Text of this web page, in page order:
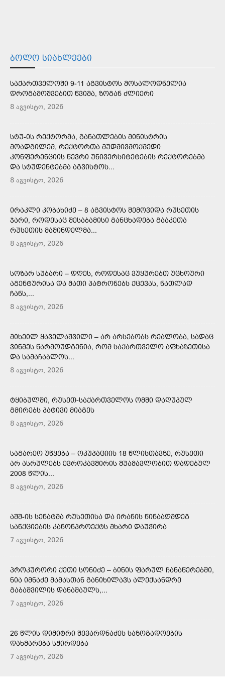
ᲑᲝᲚᲝ ᲡᲘᲐᲮᲚᲔᲔᲑᲘ
ᲡᲐᲥᲐᲠᲗᲕᲔᲚᲝᲨᲘ 9-11 ᲐᲒᲕᲘᲡᲢᲝᲡ ᲛᲝᲡᲐᲚᲝᲓᲜᲔᲚᲘᲐ
ᲓᲠᲝᲒᲐᲛᲝᲨᲕᲔᲑᲘᲗ ᲬᲕᲘᲛᲐ, ᲖᲝᲒᲐᲜ ᲫᲚᲘᲔᲠᲘ
8 აგვისტო, 2026
ᲡᲢᲣ-ᲘᲡ ᲠᲔᲥᲢᲝᲠᲛᲐ, ᲒᲐᲜᲐᲗᲚᲔᲑᲘᲡ ᲛᲘᲜᲘᲡᲢᲠᲘᲡ
ᲛᲝᲐᲓᲒᲘᲚᲔᲛ, ᲠᲔᲥᲢᲝᲠᲗᲐ ᲛᲣᲓᲛᲘᲕᲛᲝᲥᲛᲔᲓᲘ
ᲙᲝᲜᲤᲔᲠᲔᲜᲪᲘᲘᲡ ᲬᲔᲕᲠᲘ ᲣᲜᲘᲕᲔᲠᲡᲘᲢᲔᲢᲔᲑᲘᲡ ᲠᲔᲥᲢᲝᲠᲔᲑᲛᲐ
ᲓᲐ ᲡᲢᲣᲓᲔᲜᲢᲔᲑᲛᲐ ᲐᲒᲕᲘᲡᲢᲝᲡ...
8 აგვისტო, 2026
ᲘᲠᲐᲙᲚᲘ ᲙᲝᲑᲐᲮᲘᲫᲔ – 8 ᲐᲒᲕᲘᲡᲢᲝᲡ ᲨᲔᲛᲝᲕᲘᲓᲐ ᲠᲣᲡᲔᲗᲘᲡ
ᲯᲐᲠᲘ, ᲠᲝᲓᲔᲡᲐᲪ ᲨᲔᲡᲐᲑᲐᲛᲘᲡᲘ ᲒᲐᲜᲪᲮᲐᲓᲔᲑᲐ ᲒᲐᲐᲙᲔᲗᲐ
ᲠᲣᲡᲔᲗᲘᲡ ᲛᲐᲨᲘᲜᲓᲔᲚᲛᲐ...
8 აგვისტო, 2026
ᲡᲝᲖᲐᲠ ᲡᲣᲑᲐᲠᲘ – ᲓᲦᲔᲡ, ᲠᲝᲓᲔᲡᲐᲪ ᲕᲣᲧᲣᲠᲔᲑᲗ ᲣᲪᲮᲝᲣᲠᲘ
ᲐᲒᲔᲜᲢᲣᲠᲘᲡᲐ ᲓᲐ ᲛᲐᲗᲘ ᲞᲐᲢᲠᲝᲜᲔᲑᲡ ᲥᲪᲔᲕᲐᲡ, ᲜᲐᲗᲚᲐᲓ
ᲩᲐᲜᲡ,...
8 აგვისტო, 2026
ᲛᲘᲮᲔᲘᲚ ᲧᲐᲕᲔᲚᲐᲨᲕᲘᲚᲘ – ᲐᲠ ᲐᲠᲡᲔᲑᲝᲑᲡ ᲠᲔᲐᲚᲝᲑᲐ, ᲡᲐᲓᲐᲪ
ᲕᲘᲜᲛᲔᲡ ᲬᲐᲠᲛᲝᲣᲓᲒᲔᲜᲘᲐ, ᲠᲝᲛ ᲡᲐᲥᲐᲠᲗᲕᲔᲚᲝ ᲐᲤᲮᲐᲖᲔᲗᲘᲡᲐ
ᲓᲐ ᲡᲐᲛᲐᲩᲐᲑᲚᲝᲡ...
8 აგვისტო, 2026
ᲢᲧᲘᲑᲣᲚᲨᲘ, ᲠᲣᲡᲔᲗ-ᲡᲐᲥᲐᲠᲗᲕᲔᲚᲝᲡ ᲝᲛᲨᲘ ᲓᲐᲦᲣᲞᲣᲚ
ᲒᲛᲘᲠᲔᲑᲡ ᲞᲐᲢᲘᲕᲘ ᲛᲘᲐᲒᲔᲡ
8 აგვისტო, 2026
ᲡᲐᲒᲐᲠᲔᲝ ᲣᲬᲧᲔᲑᲐ – ᲝᲙᲣᲞᲐᲪᲘᲘᲡ 18 ᲬᲚᲘᲡᲗᲐᲕᲖᲔ, ᲠᲣᲡᲔᲗᲘ
ᲐᲠ ᲐᲡᲠᲣᲚᲔᲑᲡ ᲔᲕᲠᲝᲙᲐᲕᲨᲘᲠᲘᲡ ᲨᲣᲐᲛᲐᲕᲚᲝᲑᲘᲗ ᲓᲐᲓᲔᲑᲣᲚ
2008 ᲬᲚᲘᲡ...
8 აგვისტო, 2026
ᲐᲨᲨ-ᲘᲡ ᲡᲔᲜᲐᲢᲛᲐ ᲠᲣᲡᲔᲗᲘᲡᲐ ᲓᲐ ᲘᲠᲐᲜᲘᲡ ᲬᲘᲜᲐᲐᲦᲛᲓᲔᲒ
ᲡᲐᲜᲥᲪᲘᲔᲑᲘᲡ ᲙᲐᲜᲝᲜᲞᲠᲝᲔᲥᲢᲡ ᲛᲮᲐᲠᲘ ᲓᲐᲣᲭᲘᲠᲐ
7 აგვისტო, 2026
ᲞᲠᲝᲙᲣᲠᲝᲠᲘ ᲥᲔᲗᲘ ᲡᲝᲜᲘᲫᲔ – ᲑᲘᲜᲘᲡ ᲤᲐᲠᲣᲚ ᲩᲐᲜᲐᲬᲔᲠᲔᲑᲨᲘ,
ᲜᲘᲐ ᲘᲛᲜᲐᲫᲔ ᲛᲐᲛᲐᲡᲗᲐᲜ ᲒᲐᲜᲘᲮᲘᲚᲐᲕᲡ ᲐᲚᲔᲥᲡᲐᲜᲓᲠᲔ
ᲒᲐᲑᲐᲨᲕᲘᲚᲘᲡ ᲓᲐᲜᲐᲨᲐᲣᲚᲡ,...
7 აგვისტო, 2026
26 ᲬᲚᲘᲡ ᲓᲘᲛᲘᲢᲠᲘ ᲨᲔᲕᲐᲠᲓᲜᲐᲫᲔᲡ ᲡᲐᲖᲝᲒᲐᲓᲝᲔᲑᲘᲡ
ᲓᲐᲮᲛᲐᲠᲔᲑᲐ ᲡᲭᲘᲠᲓᲔᲑᲐ
7 აგვისტო, 2026